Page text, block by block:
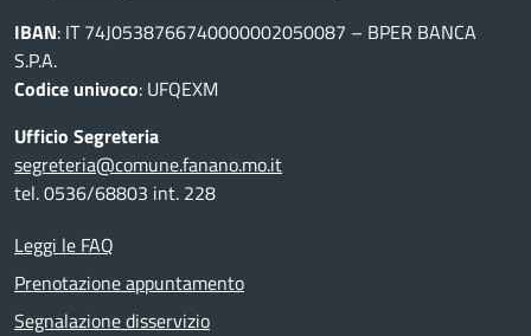
IBAN: IT 74J0538766740000002050087 – BPER BANCA
S.P.A.
Codice univoco: UFQEXM
Ufficio Segreteria
segreteria@comune.fanano.mo.it
tel. 0536/68803 int. 228
Leggi le FAQ
Prenotazione appuntamento
Segnalazione disservizio